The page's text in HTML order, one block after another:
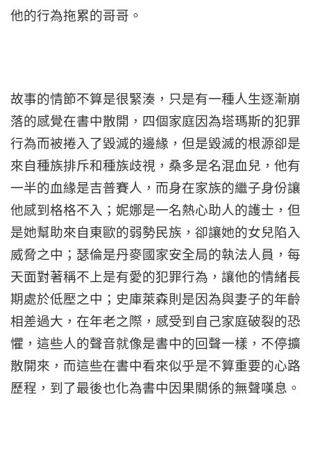
他的行為拖累的哥哥。
故事的情節不算是很緊湊，只是有一種人生逐漸崩
落的感覺在書中散開，四個家庭因為塔瑪斯的犯罪
行為而被捲入了毀滅的邊緣，但是毀滅的根源卻是
來自種族排斥和種族歧視，桑多是名混血兒，他有
一半的血緣是吉普賽人，而身在家族的繼子身份讓
他感到格格不入；妮娜是一名熱心助人的護士，但
是她幫助來自東歐的弱勢民族，卻讓她的女兒陷入
威脅之中；瑟倫是丹麥國家安全局的執法人員，每
天面對著稱不上是有愛的犯罪行為，讓他的情緒長
期處於低壓之中；史庫萊森則是因為與妻子的年齡
相差過大，在年老之際，感受到自己家庭破裂的恐
懼，這些人的聲音就像是書中的回聲一樣，不停擴
散開來，而這些在書中看來似乎是不算重要的心路
歷程，到了最後也化為書中因果關係的無聲嘆息。